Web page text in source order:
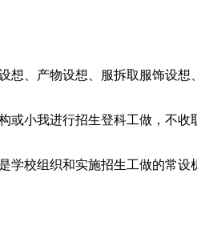
产物设想、服拆取服饰设想
小我进行招生登科工做，不收
校组织和实施招生工做的常设